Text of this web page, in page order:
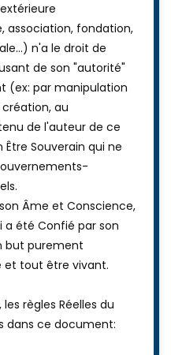
association, fondation,
n'a le droit de
de son "autorité"
(ex: par manipulation
au
de l'auteur de ce
Souverain qui ne
Âme et Conscience,
a été Confié par son
but purement
et tout être vivant.
règles Réelles du
dans ce document: